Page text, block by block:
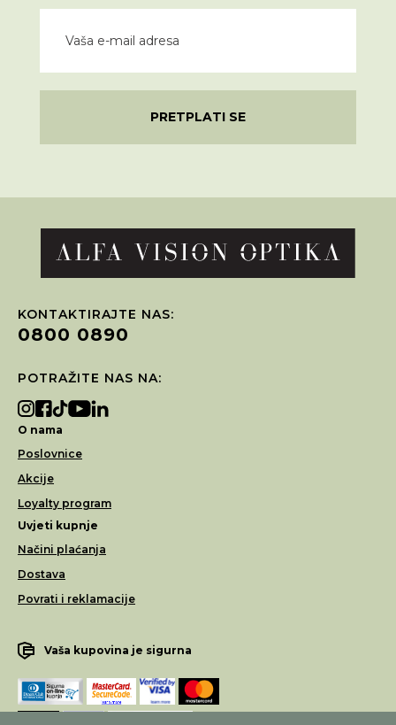
PRETPLATI SE
KONTAKTIRAJTE NAS:
0800 0890
POTRAŽITE NAS NA:
O nama
Poslovnice
Akcije
Loyalty program
Uvjeti kupnje
Načini plaćanja
Dostava
Povrati i reklamacije
Vaša kupovina je sigurna